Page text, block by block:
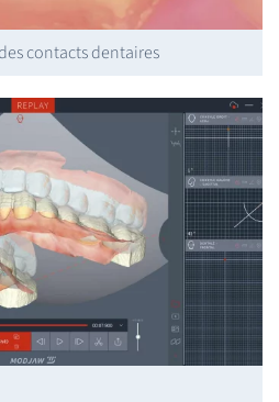
contacts dentaires